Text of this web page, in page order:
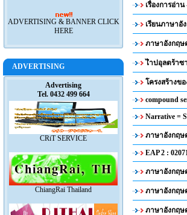
ADVERTISING & BANNER CLICK
HERE
ADVERTISING
Advertising
Tel. 0432 499 664
CRiT SERVICE
ChiangRai Thailand
เรื่องการอ่าน
เรียนภาษาอั
ภาษาอังกฤษ
ไำปอุลตร้าซ
โครงสร้างขอ
compound
Narrative =
ภาษาอังกฤษ
EAP 2 :
ภาษาอังกฤษ
ภาษาอังกฤษ
ภาษาอังกฤษค